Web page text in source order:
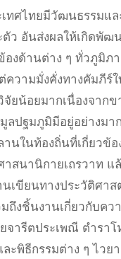
ทศไทยมีวัฒนธรรมแล
ว อันส่งผลให้เกิดพัฒ
งด้านต่าง ๆ ทั่วภูมิภ
ความมั่งคั่งทางคัมภีร์
ยน้อยมากเนื่องจากข
ลปฐมภูมิมีอยู่อย่างมา
นในท้องถิ่นที่เกี่ยวข้อ
สนานิกายเถรวาท แ
เขียนทางประวัติศาส
ถึงชิ้นงานเกี่ยวกับคว
จารีตประเพณี ตำราโ
ะพิธีกรรมต่าง ๆ ไวย